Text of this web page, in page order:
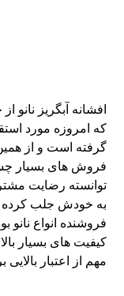
افشانه آبگریز
که امروزه مورد
گرفته است و از
فروش های بسیار
توانسته رضایت
به خودش جلب کرده
فروشنده انواع نانو
کیفیت های بسیار
مهم از اعتبار بالایی